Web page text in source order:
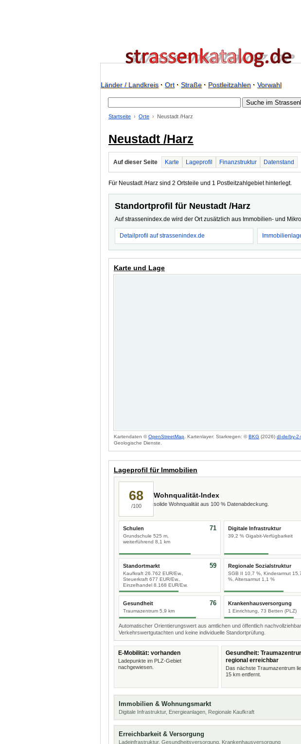
Länder / Landkreis· Ort· Straße· Postleitzahlen· Vorwahl
Startseite Orte Neustadt /Harz
Neustadt /Harz
Auf dieser Seite Karte Lageprofil Finanzstruktur Datenstand
Für Neustadt /Harz sind 2 Ortsteile und 1 Postleitzahlgebiet hinterlegt.
Standortprofil für Neustadt /Harz
Auf strassenindex.de wird der Ort zusätzlich aus Immobilien- und
Detailprofil auf strassenindex.de
Karte und Lage
Kartendaten ©OpenStreetMap . Kartenlayer: Starkregen: ©BKG (2026) dl-de/by-
Geologische Dienste.
Lageprofil für Immobilien
68
/100
Wohnqualität-Index
solide Wohnqualität aus 100 % Datenabdeckung.
Schulen
Grundschule 525 m,
weiterführend 8,1 km
71 Digitale Infrastruktur
39,2 % Gigabit-Verfügbarkeit
Standortmarkt
Kaufkraft 26.762 EUR/Ew.,
Steuerkraft 677 EUR/Ew.,
Einzelhandel 8.168 EUR/Ew.
59 Regionale Sozialstruktur
SGB II 10,7 %, Kinderarmut
%, Altersarmut 1,1 %
Gesundheit
Traumazentrum 5,9 km
76 Krankenhausversorgung
1 Einrichtung, 73 Betten (PLZ)
Automatischer Orientierungswert aus amtlichen und öffentlich
Verkehrswertgutachten und keine individuelle Standortprüfung.
E-Mobilität: vorhanden
Ladepunkte im PLZ-Gebiet
nachgewiesen.
Gesundheit:
regional erreichbar
Das nächste Traumazentrum
15 km entfernt.
Immobilien & Wohnungsmarkt
Digitale Infrastruktur, Energieanlagen, Regionale Kaufkraft
Erreichbarkeit & Versorgung
Ladeinfrastruktur, Gesundheitsversorgung, Krankenhausversorgung